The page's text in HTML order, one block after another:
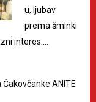
u, ljubav
prema šminki
interes.…
Čakovčanke ANITE